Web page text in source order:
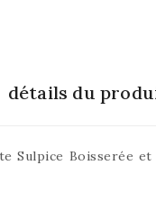
détails du
Sulpice Boisserée